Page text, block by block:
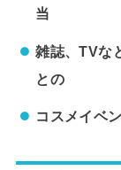
当
雑誌、TVな
との
コスメイベ